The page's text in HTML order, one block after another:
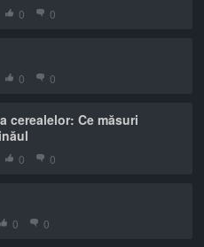
0 0
0 0
cerealelor: Ce măsuri
0 0
0 0